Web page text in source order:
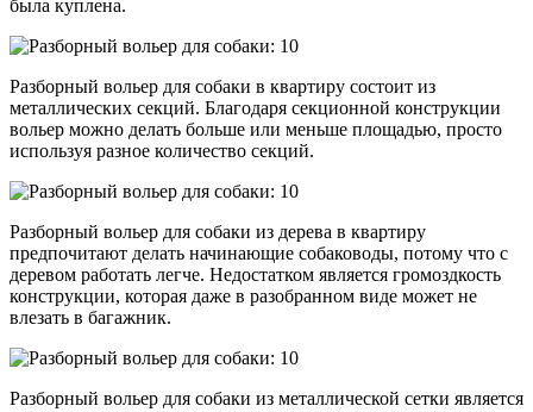
была куплена.
Разборный вольер для собаки в квартиру состоит из
металлических секций. Благодаря секционной конструкции
вольер можно делать больше или меньше площадью, просто
используя разное количество секций.
Разборный вольер для собаки из дерева в квартиру
предпочитают делать начинающие собаководы, потому что с
деревом работать легче. Недостатком является громоздкость
конструкции, которая даже в разобранном виде может не
влезать в багажник.
Разборный вольер для собаки из металлической сетки является